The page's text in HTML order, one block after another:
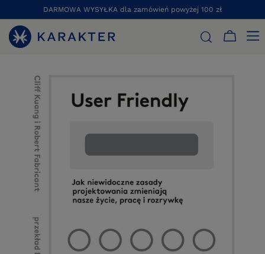
DARMOWA WYSYŁKA dla zamówień powyżej 100 zł
STRONA GŁÓWNA KSIĄŻKI USER FRIENDLY. JAK